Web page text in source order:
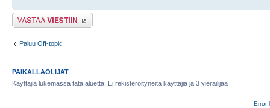
Lähetä vastaus
Paluu Off-topic
PAIKALLAOLIJAT
Käyttäjiä lukemassa tätä aluetta: Ei rekisteröityneitä käyttäjiä ja 3 vierailijaa
Error